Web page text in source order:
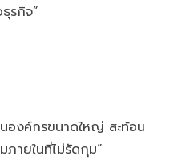
รกิจ”
นองค์กรขนาดใหญ่ สะท้อน
ภายในที่ไม่รัดกุม”